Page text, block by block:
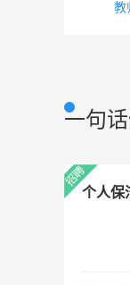
教
一句
个人保